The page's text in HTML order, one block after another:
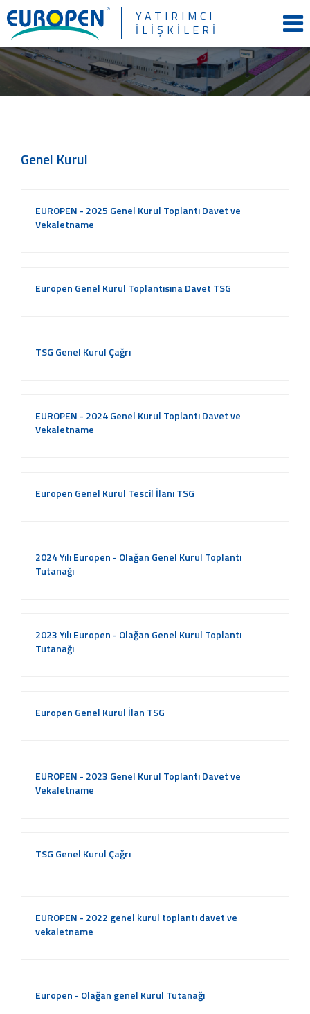
×
YATIRIMCI
İLİŞKİLERİ
Genel Kurul
EUROPEN - 2025 Genel Kurul Toplantı Davet ve
Vekaletname
Europen Genel Kurul Toplantısına Davet TSG
TSG Genel Kurul Çağrı
EUROPEN - 2024 Genel Kurul Toplantı Davet ve
Vekaletname
Europen Genel Kurul Tescil İlanı TSG
2024 Yılı Europen - Olağan Genel Kurul Toplantı
Tutanağı
2023 Yılı Europen - Olağan Genel Kurul Toplantı
Tutanağı
Europen Genel Kurul İlan TSG
EUROPEN - 2023 Genel Kurul Toplantı Davet ve
Vekaletname
TSG Genel Kurul Çağrı
EUROPEN - 2022 genel kurul toplantı davet ve
vekaletname
Europen - Olağan genel Kurul Tutanağı